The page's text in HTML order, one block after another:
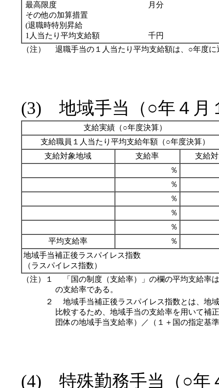
最高限度
月分
その他の加算措置
(退職時特別昇給
1人当たり平均支給額
千円
（注）
退職手当の１人当たり平均支給額は、○年度
(3) 地域手当（○年４月
支給実績（○年度決算）
支給職員１人当たり平均支給年額（○年度決算）
支給対象地域
支給率
支給
％
％
％
％
％
平均支給率
％
地域手当補正後ラスパイレス指数
（ラスパイレス指数）
（注）１
「国の制度（支給率）」の欄の平均支給率
の支給率である。
２
地域手当補正後ラスパイレス指数とは、地
比較するため、地域手当の支給率を用いて補
団体の地域手当支給率）／（１＋国の指定基
(4) 特殊勤務手当（○年